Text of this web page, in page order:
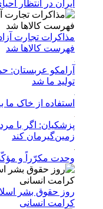
ایران در انتظار
مذاکرات تجارت
فهرست کالاها شد
آرامکو عربستان:
تولید ما شد
استفاده از خاک
پزشکیان: اگر با
زمین‌گیرمان کند
وحدت مکرّراً و
روز حقوق بشر
کرامت انسانی